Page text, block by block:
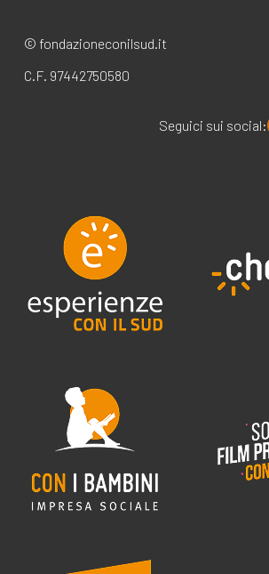
© fondazioneconilsud.it
C.F. 97442750580
Seguici sui social: